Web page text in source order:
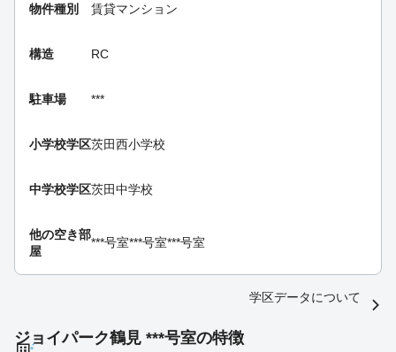
物件種別 賃貸マンション
構造 RC
駐車場 ***
小学校学区茨田西小学校
中学校学区茨田中学校
他の空き部
屋
***号室***号室***号室
学区データについて
ジョイパーク鶴見 ***号室の特徴